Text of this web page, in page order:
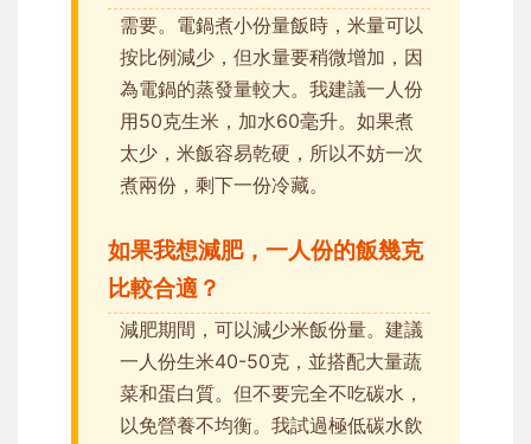
需要。電鍋煮小份量飯時，米量可以
按比例減少，但水量要稍微增加，因
為電鍋的蒸發量較大。我建議一人份
用50克生米，加水60毫升。如果煮
太少，米飯容易乾硬，所以不妨一次
煮兩份，剩下一份冷藏。
如果我想減肥，一人份的飯幾克
比較合適？
減肥期間，可以減少米飯份量。建議
一人份生米40-50克，並搭配大量蔬
菜和蛋白質。但不要完全不吃碳水，
以免營養不均衡。我試過極低碳水飲